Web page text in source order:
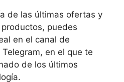
de las últimas ofertas y
puedes
en el canal de
en el que te
de los últimos